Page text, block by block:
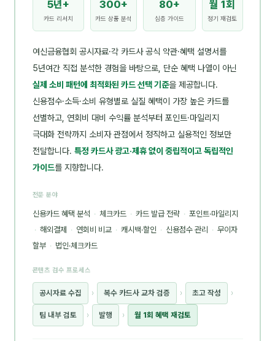
5년+
카드 리서치
300+
카드 상품 분석
80+
심층 가이드
월 1회
정기 재검토
여신금융협회 공시자료·각 카드사 공식 약관·혜택 설명서를
5년여간 직접 분석한 경험을 바탕으로, 단순 혜택 나열이 아닌
실제 소비 패턴에 최적화된 카드 선택 기준을 제공합니다.
신용점수·소득·소비 유형별로 실질 혜택이 가장 높은 카드를
선별하고, 연회비 대비 수익률 분석부터 포인트·마일리지
극대화 전략까지 소비자 관점에서 정직하고 실용적인 정보만
전달합니다. 특정 카드사 광고·제휴 없이 중립적이고 독립적인
가이드를 지향합니다.
전문 분야
신용카드 혜택 분석 · 체크카드 · 카드 발급 전략 · 포인트·마일리지
· 해외결제 · 연회비 비교 · 캐시백·할인 · 신용점수 관리 · 무이자
할부 · 법인·체크카드
콘텐츠 검수 프로세스
공시자료 수집 › 복수 카드사 교차 검증 › 초고 작성 ›
팀 내부 검토 › 발행 › 월 1회 혜택 재검토